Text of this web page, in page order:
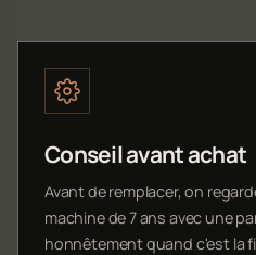
Conseil avant achat
Avant de remplacer, on
machine de 7 ans avec une
honnêtement quand c'est la